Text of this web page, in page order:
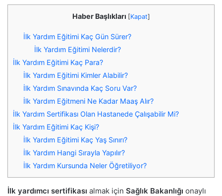
Haber Başlıkları [Kapat]
İlk Yardım Eğitimi Kaç Gün Sürer?
İlk Yardım Eğitimi Nelerdir?
İlk Yardım Eğitimi Kaç Para?
İlk Yardım Eğitimi Kimler Alabilir?
İlk Yardım Sınavında Kaç Soru Var?
İlk Yardım Eğitmeni Ne Kadar Maaş Alır?
İlk Yardım Sertifikası Olan Hastanede Çalışabilir Mi?
İlk Yardım Eğitimi Kaç Kişi?
İlk Yardım Eğitimi Kaç Yaş Sınırı?
İlk Yardım Hangi Sırayla Yapılır?
İlk Yardım Kursunda Neler Öğretiliyor?
İlk yardımcı sertifikası almak için Sağlık Bakanlığı onaylı